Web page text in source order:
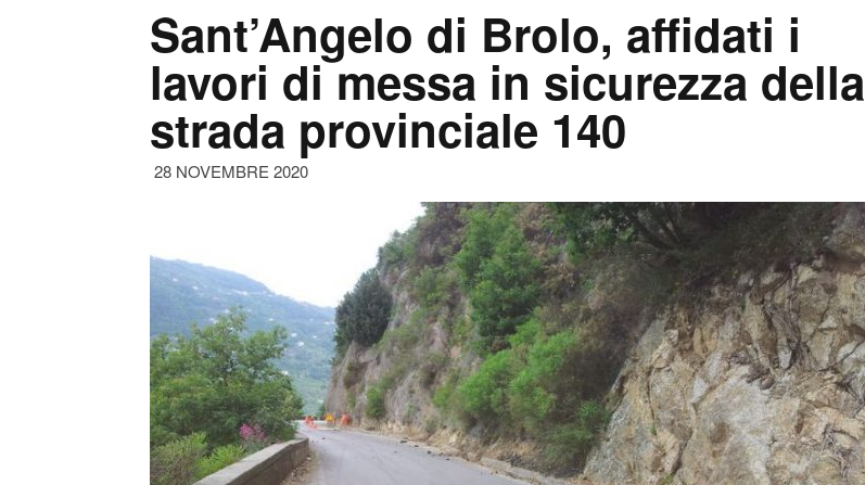
Sant’Angelo di Brolo, affidati i
lavori di messa in sicurezza della
strada provinciale 140
28 NOVEMBRE 2020